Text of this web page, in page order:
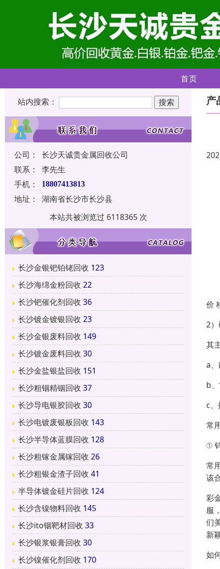
首页
站内搜索：
公司：
长沙天诚贵金属回收公司
联系：
李先生
手机：
18807413813
地址：
湖南省长沙市长沙县
本站共被浏览过 6118365 次
长沙金银钯铂铑回收 123
长沙海绵金粉回收 22
长沙钯催化剂回收 36
长沙镀金镀银回收 23
长沙金银废料回收 149
长沙镀金废料回收 30
长沙金盐银盐回收 151
长沙粗铟精铟回收 37
长沙导电银胶回收 30
长沙电镀废银板回收 143
长沙半导体蓝膜回收 128
长沙粗镓金属镓回收 26
长沙粗银金渣子回收 41
半导体镀金硅片回收 124
长沙含镍物料回收 145
长沙ito铟靶材回收 33
长沙银浆银膏回收 30
长沙镍催化剂回收 170
产
价
2
其
a
b
c
常
①
常
该
彩
服
们
新
如